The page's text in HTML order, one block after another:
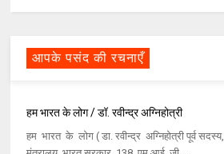
आपके पसंद की रचनाएँ
हम भारत के लोग / डॉ. रवीन्द्र अग्निहोत्री
हम भारत के लोग ( डा. रवीन्द्र अग्निहोत्री पूर्व सदस्य,